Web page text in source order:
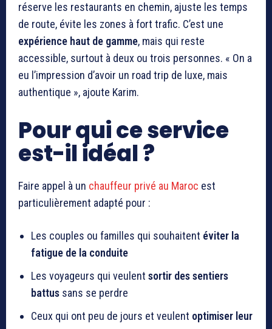
réserve les restaurants en chemin, ajuste les temps
de route, évite les zones à fort trafic. C’est une
expérience haut de gamme, mais qui reste
accessible, surtout à deux ou trois personnes. « On a
eu l’impression d’avoir un road trip de luxe, mais
authentique », ajoute Karim.
Pour qui ce service
est-il idéal ?
Faire appel à un chauffeur privé au Maroc est
particulièrement adapté pour :
Les couples ou familles qui souhaitent éviter la
fatigue de la conduite
Les voyageurs qui veulent sortir des sentiers
battus sans se perdre
Ceux qui ont peu de jours et veulent optimiser leur